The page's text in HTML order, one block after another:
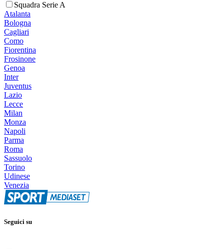
Squadra Serie A
Atalanta
Bologna
Cagliari
Como
Fiorentina
Frosinone
Genoa
Inter
Juventus
Lazio
Lecce
Milan
Monza
Napoli
Parma
Roma
Sassuolo
Torino
Udinese
Venezia
Seguici su